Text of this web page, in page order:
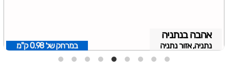
אהבה בנתניה
נתניה, אזור נתניה במרחק של 0.98 ק"מ